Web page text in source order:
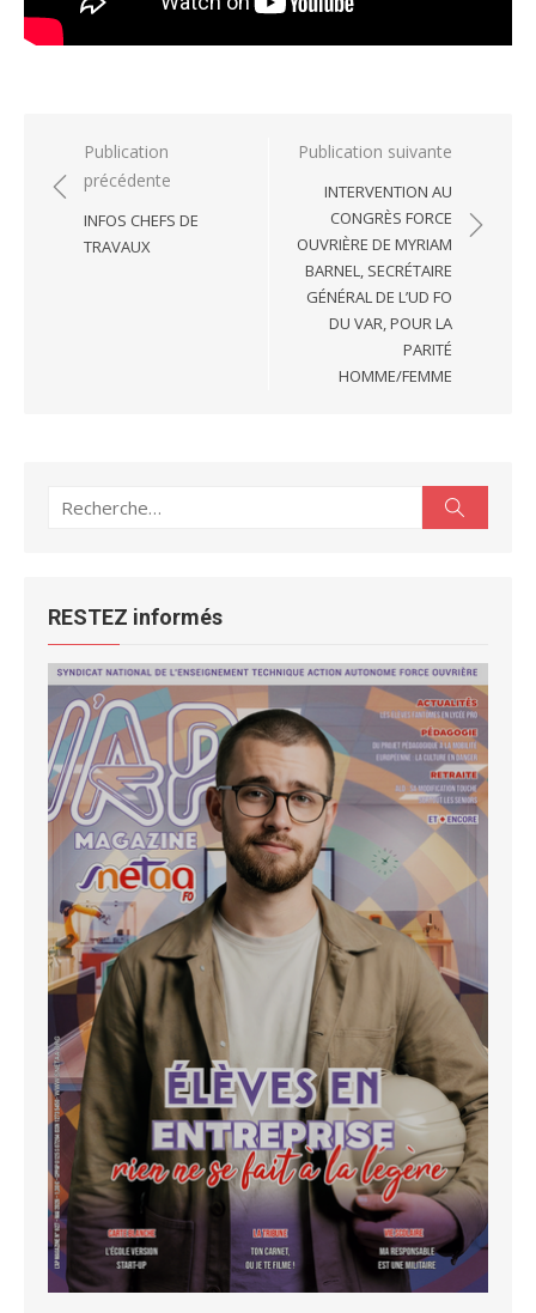
Navigation
de
l’article
Publication
précédente
INFOS CHEFS DE
TRAVAUX
Publication suivante
INTERVENTION AU
CONGRÈS FORCE
OUVRIÈRE DE MYRIAM
BARNEL, SECRÉTAIRE
GÉNÉRAL DE L’UD FO
DU VAR, POUR LA
PARITÉ
HOMME/FEMME
Recherche
RESTEZ informés